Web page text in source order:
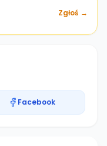
Zgłoś →
Facebook